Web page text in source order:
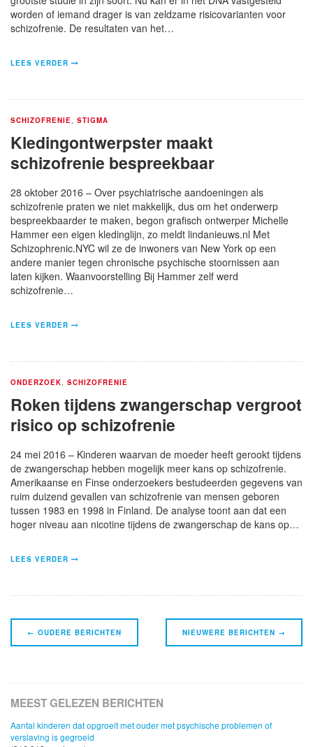
worden of iemand drager is van zeldzame risicovarianten voor
schizofrenie. De resultaten van het…
LEES VERDER
SCHIZOFRENIE STIGMA
Kledingontwerpster maakt
schizofrenie bespreekbaar
28 oktober 2016 – Over psychiatrische aandoeningen als
schizofrenie praten we niet makkelijk, dus om het onderwerp
bespreekbaarder te maken, begon grafisch ontwerper Michelle
Hammer een eigen kledinglijn, zo meldt lindanieuws.nl Met
Schizophrenic.NYC wil ze de inwoners van New York op een
andere manier tegen chronische psychische stoornissen aan
laten kijken. Waanvoorstelling Bij Hammer zelf werd
schizofrenie…
LEES VERDER
ONDERZOEK SCHIZOFRENIE
Roken tijdens zwangerschap vergroot
risico op schizofrenie
24 mei 2016 – Kinderen waarvan de moeder heeft gerookt tijdens
de zwangerschap hebben mogelijk meer kans op schizofrenie.
Amerikaanse en Finse onderzoekers bestudeerden gegevens van
ruim duizend gevallen van schizofrenie van mensen geboren
tussen 1983 en 1998 in Finland. De analyse toont aan dat een
hoger niveau aan nicotine tijdens de zwangerschap de kans op…
LEES VERDER
Navigatie
Berichten
← OUDERE BERICHTEN NIEUWERE BERICHTEN →
MEEST GELEZEN BERICHTEN
Aantal kinderen dat opgroeit met ouder met psychische problemen of
verslaving is gegroeid